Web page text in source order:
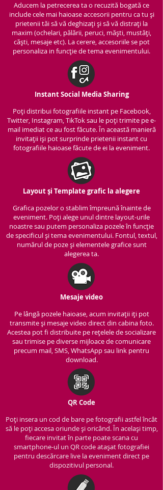
Aducem la petrecerea ta o recuzită bogată ce
include cele mai haioase accesorii pentru ca tu și
prietenii tăi să vă deghizați și să vă distrați la
maxim (ochelari, pălării, peruci, măști, mustăți,
căști, mesaje etc). La cerere, accesoriile se pot
personaliza in funcție de tema evenimentului.
Instant Social Media Sharing
Poți distribui fotografiile instant pe Facebook,
Twitter, Instagram, TikTok sau le poți trimite pe e-
mail imediat ce au fost făcute. În această manieră
invitații iși pot surprinde prietenii instant cu
fotografiile haioase făcute de ei la eveniment.
Layout și Template grafic la alegere
Grafica pozelor o stablim împreună înainte de
eveniment. Poți alege unul dintre layout-urile
noastre sau putem personaliza pozele în funcție
de specificul și tema evenimentului. Fontul, textul,
numărul de poze și elementele grafice sunt
alegerea ta.
Mesaje video
Pe lângă pozele haioase, acum invitații iți pot
transmite și mesaje video direct din cabina foto.
Acestea pot fi distribuite pe rețelele de socializare
sau trimise pe diverse mijloace de comunicare
precum mail, SMS, WhatsApp sau link pentru
download.
QR Code
Poți insera un cod de bare pe fotografii astfel încât
să le poți accesa oriunde și oricând. În același timp,
fiecare invitat în parte poate scana cu
smartphone-ul un QR code atașat fotografiei
pentru descărcare live la eveniment direct pe
dispozitivul personal.